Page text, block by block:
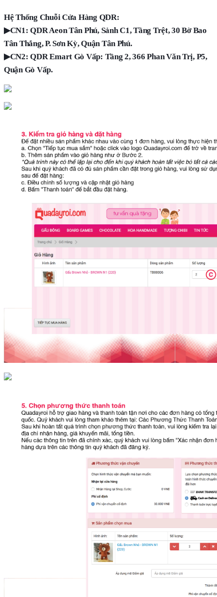
Hệ Thống Chuỗi Cửa Hàng QDR:
▶CN1: QDR Aeon Tân Phú, Sảnh C1, Tầng Trệt, 30 Bờ Bao
Tân Thắng, P. Sơn Kỳ, Quận Tân Phú.
▶CN2: QDR Emart Gò Vấp: Tầng 2, 366 Phan Văn Trị, P5,
Quận Gò Vấp.